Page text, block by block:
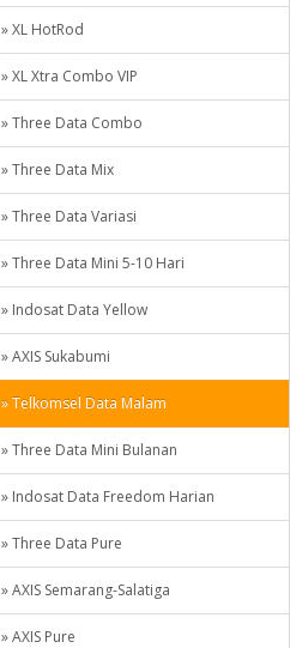
» XL HotRod
» XL Xtra Combo VIP
» Three Data Combo
» Three Data Mix
» Three Data Variasi
» Three Data Mini 5-10 Hari
» Indosat Data Yellow
» AXIS Sukabumi
» Telkomsel Data Malam
» Three Data Mini Bulanan
» Indosat Data Freedom Harian
» Three Data Pure
» AXIS Semarang-Salatiga
» AXIS Pure